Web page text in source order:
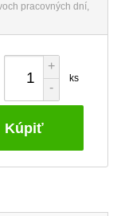
pracovných dní,
-
+
ks
Kúpiť